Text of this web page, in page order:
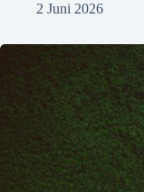
2 Juni 2026